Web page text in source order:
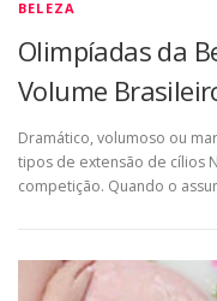
BELEZA
Olimpíadas da
Volume
Dramático, volumoso ou
tipos de extensão de cílios
competição. Quando o